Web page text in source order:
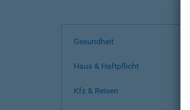
Gesundheit
Haus & Haftpflicht
Kfz & Reisen